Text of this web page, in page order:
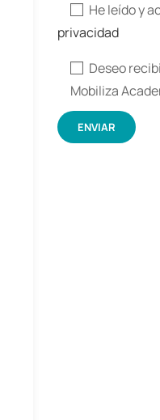
He leído y
privacidad
Deseo
Mobiliza